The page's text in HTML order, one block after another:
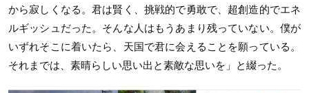
から寂しくなる。君は賢く、挑戦的で勇敢で、超創造的でエネ
ルギッシュだった。そんな人はもうあまり残っていない。僕が
いずれそこに着いたら、天国で君に会えることを願っている。
それまでは、素晴らしい思い出と素敵な思いを」と綴った。